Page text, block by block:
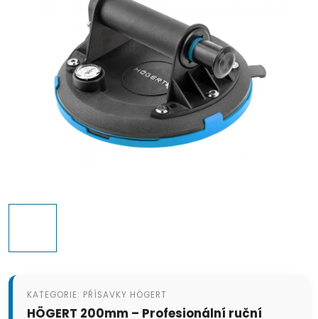
KATEGORIE: PŘÍSAVKY HÖGERT
HÖGERT 200mm – Profesionální ruční